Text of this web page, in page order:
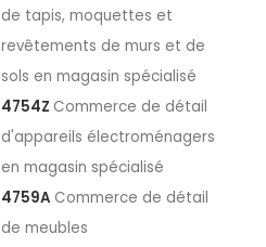
de tapis, moquettes et
revêtements de murs et de
sols en magasin spécialisé
4754Z Commerce de détail
d'appareils électroménagers
en magasin spécialisé
4759A Commerce de détail
de meubles